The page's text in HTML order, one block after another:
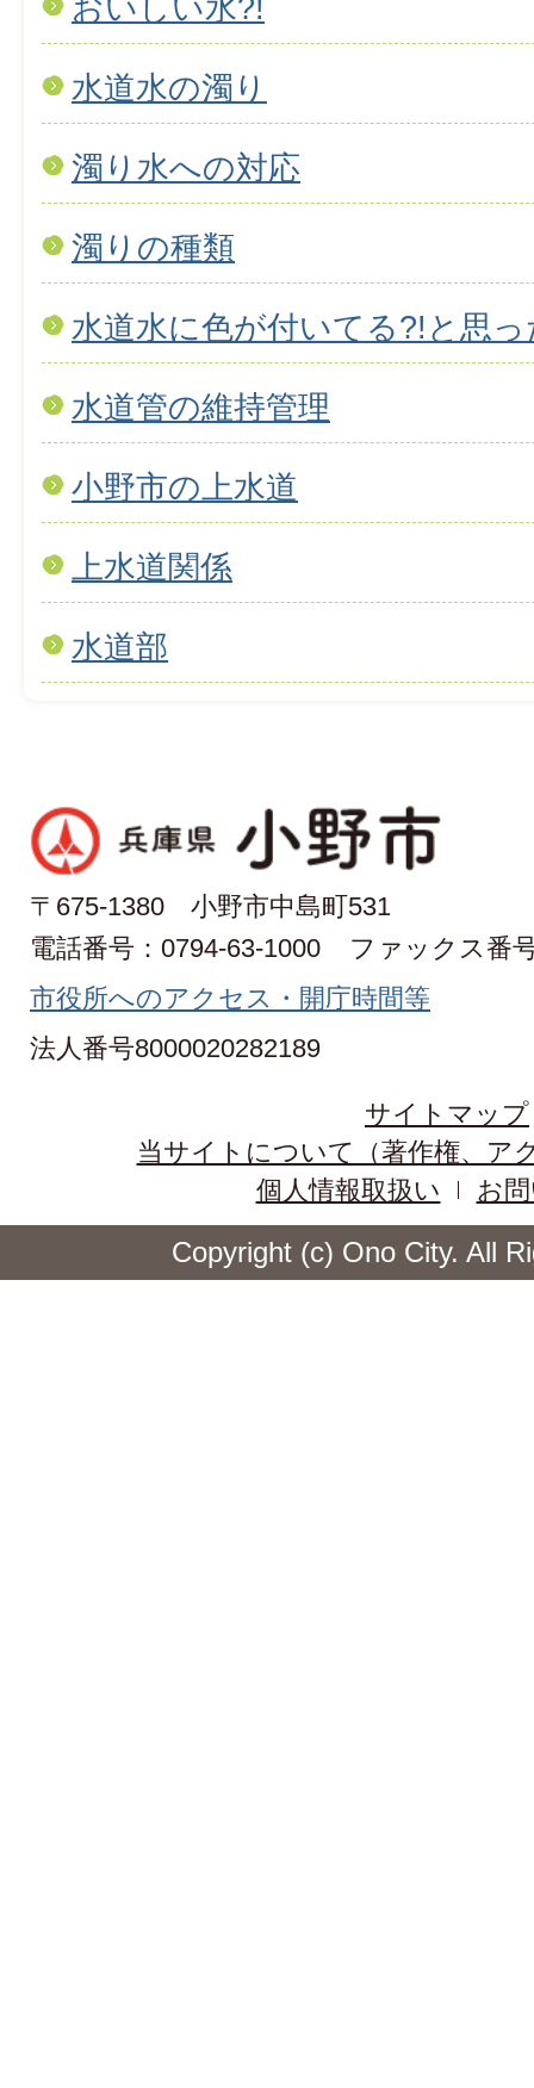
おいしい水?!
水道水の濁り
濁り水への対応
濁りの種類
水道水に色が付いてる?!と思
水道管の維持管理
小野市の上水道
上水道関係
水道部
〒675-1380 小野市中島町531
電話番号：0794-63-1000
ファックス番
市役所へのアクセス・開庁時間等
法人番号8000020282189
サイトマップ
当サイトについて（著作権、ア
個人情報取扱い
お
Copyright (c) Ono City. All